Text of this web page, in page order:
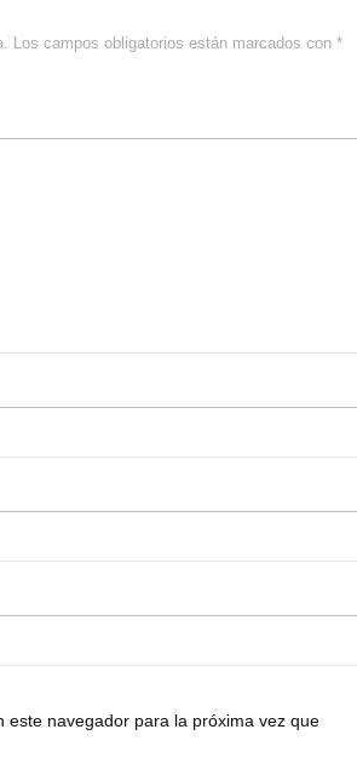
Los campos obligatorios están marcados con*
navegador para la próxima vez que